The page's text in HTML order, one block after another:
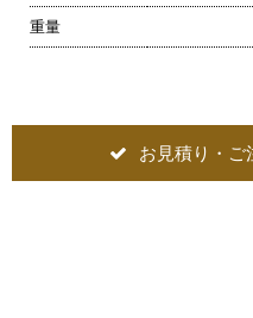
重量
お見積り・ご